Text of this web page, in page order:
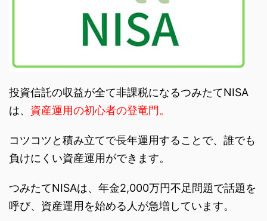
投資信託の収益が全て非課税になるつみたてNISA
は、 資産運用の初心者の登竜門。
コツコツと積み立てで長年運用することで、誰でも
負けにくい資産運用ができます。
つみたてNISAは、年金2,000万円不足問題で話題を
呼び、資産運用を始める人が急増しています。